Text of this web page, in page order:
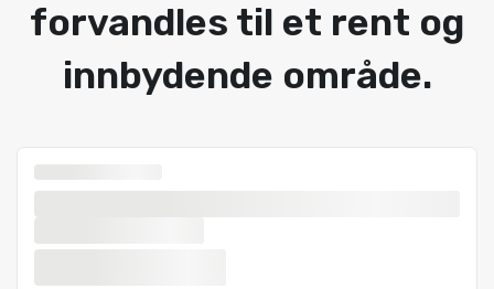
forvandles til et rent og
innbydende område.